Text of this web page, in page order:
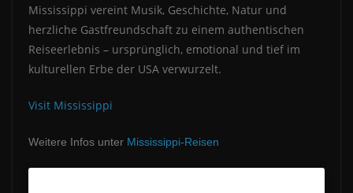
Mississippi vereint Musik, Geschichte, Natur und
herzliche Gastfreundschaft zu einem authentischen
Reiseerlebnis – ursprünglich, emotional und tief im
kulturellen Erbe der USA verwurzelt.
Visit Mississippi
Weitere Infos unter Mississippi-Reisen